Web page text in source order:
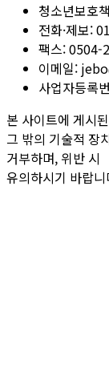
청소년보호
전화·제보:
팩스:0504-
이메일:
사업자등록
본 사이트에 게시
그 밖의 기술적 장
거부하며, 위반 시
유의하시기 바랍